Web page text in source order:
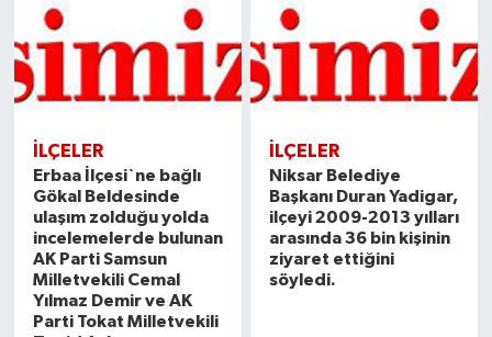
İLÇELER
Erbaa İlçesi`ne bağlı
Gökal Beldesinde
ulaşım zolduğu yolda
incelemelerde bulunan
AK Parti Samsun
Milletvekili Cemal
Yılmaz Demir ve AK
Parti Tokat Milletvekili
İLÇELER
Niksar Belediye
Başkanı Duran Yadigar,
ilçeyi 2009-2013 yılları
arasında 36 bin kişinin
ziyaret ettiğini
söyledi.